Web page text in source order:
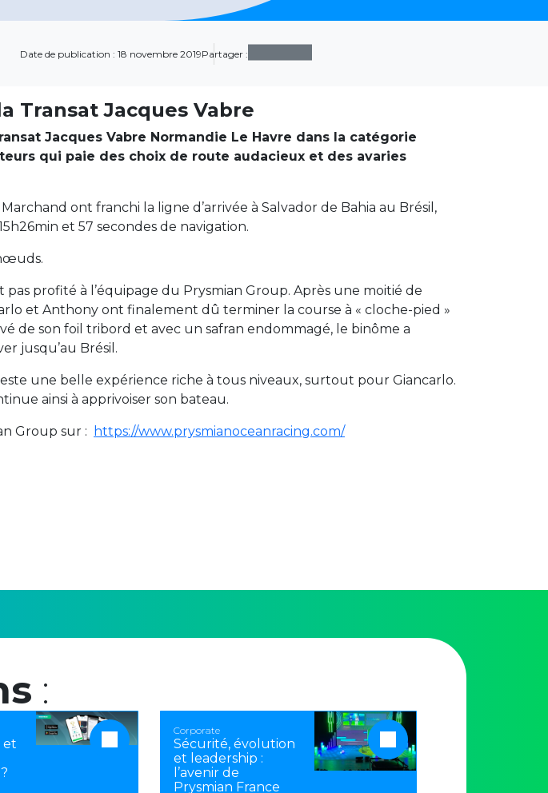
Transat Jacques Vabre
Jacques Vabre Normandie Le Havre dans la catégorie
qui paie des choix de route audacieux et des avaries
ont franchi la ligne d’arrivée à Salvador de Bahia au Brésil,
et 57 secondes de navigation.
profité à l’équipage du Prysmian Group. Après une moitié de
et Anthony ont finalement dû terminer la course à « cloche-pied »
de son foil tribord et avec un safran endommagé, le binôme a
jusqu’au Brésil.
une belle expérience riche à tous niveaux, surtout pour Giancarlo.
ainsi à apprivoiser son bateau.
Group sur : https://www.prysmianoceanracing.com/
Date de publication : 18 novembre 2019Partager :
:
et
Corporate
Sécurité, évolution
et leadership :
l’avenir de
Prysmian France